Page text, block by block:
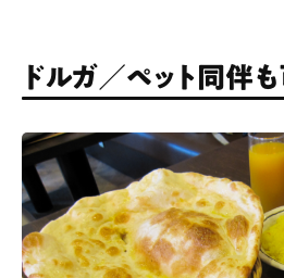
ドルガ／ペット同伴も